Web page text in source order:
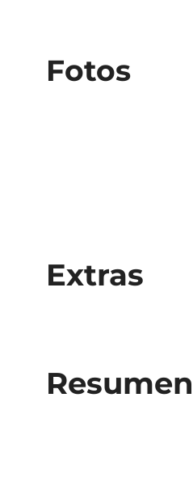
Fotos
Extras
Resumen